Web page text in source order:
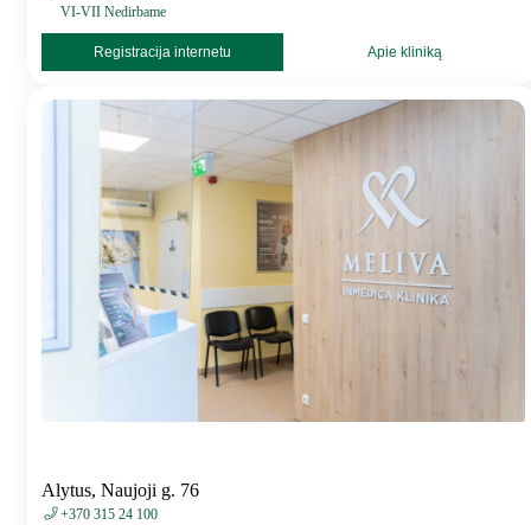
VI-VII Nedirbame
Registracija internetu Apie kliniką
Alytus, Naujoji g. 76
+370 315 24 100